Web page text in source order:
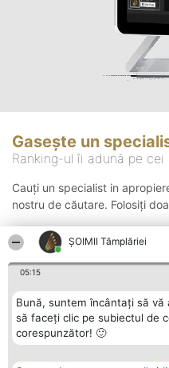
ȘOIMII Tâmplăriei
05:15
Bună, suntem încântați să vă
să faceți clic pe subiectul de
corespunzător! 🙂
Gasește un
Ranking-ul îi adună pe
Cauți un specialist in
nostru de căutare. Folosiți